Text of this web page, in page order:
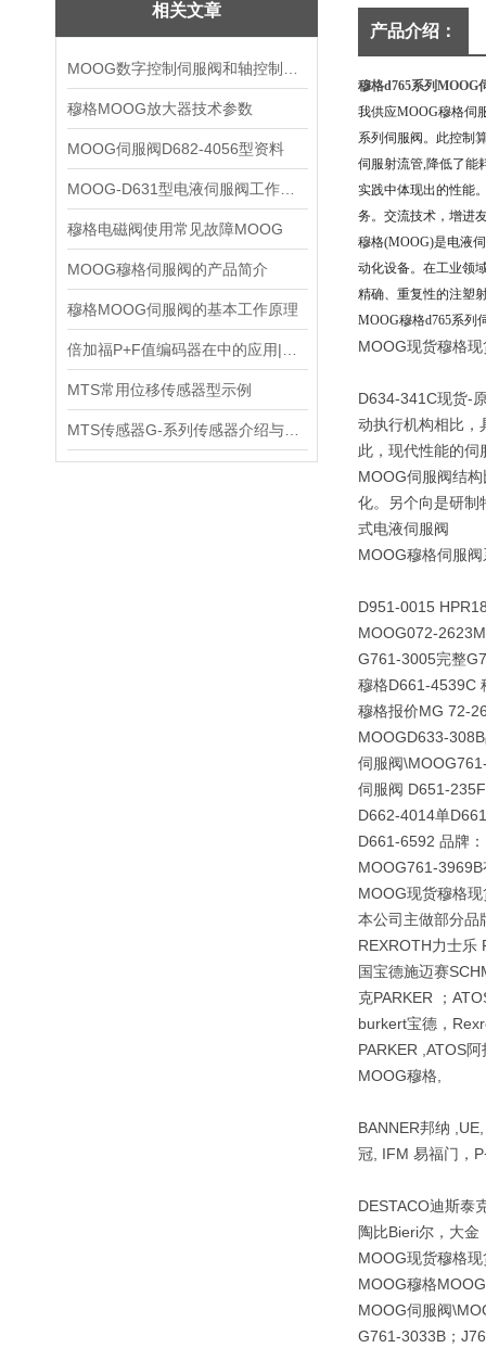
相关文章
穆格MOOG放大器技术参数
MOOG伺服阀D682-4056型资料
穆格电磁阀使用常见故障MOOG
MOOG穆格伺服阀的产品简介
穆格MOOG伺服阀的基本工作原理
MTS常用位移传感器型示例
产品介绍：
穆格d765系列MOOG
我供应MOOG穆格伺
系列伺服阀。 此控制
伺服射流管,降低了能
实践中体现出的性能
务。交流技术，增进
穆格(MOOG)是电液
动化设备。在工业领
精确、重复性的注塑
MOOG穆格d765系列
MOOG现货穆格
D634-341C现货-
动执行机构相比，
此，现代性能的
MOOG伺服阀结
化。另个向是研制
式电液伺服阀
MOOG穆格伺服
D951-0015
MOOG072-
G761-3005完整
穆格D661-4539C
穆格报价MG 72-
MOOGD633-
伺服阀
伺服阀 D651-
D662-4014单
D661-6592 品牌
MOOG761-
MOOG现货穆格
本公司主做部分品
REXROTH力士乐
国宝德施迈赛
克PARKER ；
burkert宝德，
PARKER ,ATOS
MOOG穆格,
BANNER邦纳
冠, IFM 易福门，
DESTACO迪斯泰
陶比Bieri尔，大金
MOOG现货穆格
MOOG穆格
MOOG伺服阀
G761-3033B；